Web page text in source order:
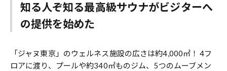
知る人ぞ知る最高級サウナがビジターへ
の提供を始めた
「ジャヌ東京」のウェルネス施設の広さは約4,000㎡！ 4フ
ロアに渡り、プールや約340㎡ものジム、5つのムーブメン